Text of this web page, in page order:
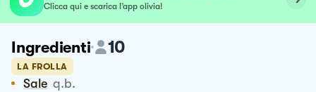
Clicca qui e scarica l’app olivia!
Ingredienti 10
LA FROLLA
Sale q.b.